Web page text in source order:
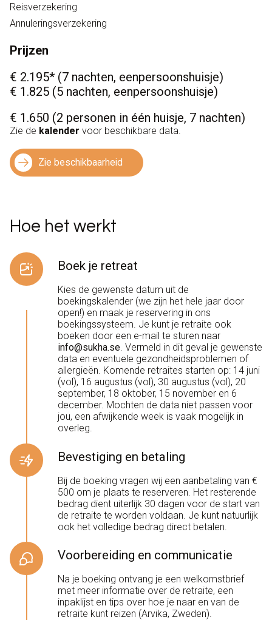
Reisverzekering
Annuleringsverzekering
Prijzen
€ 2.195* (7 nachten, eenpersoonshuisje)
€ 1.825 (5 nachten, eenpersoonshuisje)
€ 1.650 (2 personen in één huisje, 7 nachten)
Zie de kalender voor beschikbare data.
Zie beschikbaarheid
Hoe het werkt
Boek je retreat
Kies de gewenste datum uit de
boekingskalender (we zijn het hele jaar door
open!) en maak je reservering in ons
boekingssysteem. Je kunt je retraite ook
boeken door een e-mail te sturen naar
info@sukha.se. Vermeld in dit geval je gewenste
data en eventuele gezondheidsproblemen of
allergieën. Komende retraites starten op: 14 juni
(vol), 16 augustus (vol), 30 augustus (vol), 20
september, 18 oktober, 15 november en 6
december. Mochten de data niet passen voor
jou, een afwijkende week is vaak mogelijk in
overleg.
Bevestiging en betaling
Bij de boeking vragen wij een aanbetaling van €
500 om je plaats te reserveren. Het resterende
bedrag dient uiterlijk 30 dagen voor de start van
de retraite te worden voldaan. Je kunt natuurlijk
ook het volledige bedrag direct betalen.
Voorbereiding en communicatie
Na je boeking ontvang je een welkomstbrief
met meer informatie over de retraite, een
inpaklijst en tips over hoe je naar en van de
retraite kunt reizen (Arvika, Zweden).